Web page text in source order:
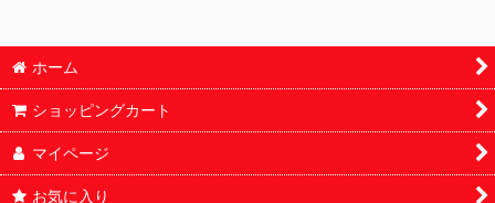
ホーム
ショッピングカート
マイページ
お気に入り